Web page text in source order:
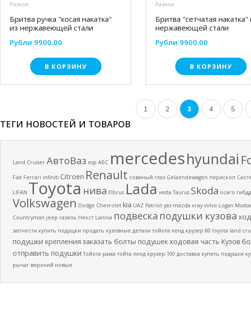
Разное
Бритва ручка "косая накатка"
из нержавеющей стали
Рубли 9900.00
В КОРЗИНУ
Разное
Бритва "сетчатая накатка"
нержавеющей стали
Рубли 9900.00
В КОРЗИНУ
1 2 3 4 5
ТЕГИ НОВОСТЕЙ И ТОВАРОВ
Land Cruiser АвтоВаз esp АБС mercedeshyundai
Fiat Ferrari infiniti Citroen Renault совиный глаз Gelaendewagen перископ
LIFAN Toyota нива Elbrus Lada vesta Taurus Skoda осаго гибдд
Volkswagen Dodge Chevrolet kia UAZ Patriot уаз mazda xray volvo Logan
Countryman jeep газель Некст Lannia подвеска подушки кузова
запчести купить подущки продать кузовные детали тойота ленд крузер 80 toyota land
подушки крепления заказать болты подушекходовая часть Кузов
отправить подушки Тойота рама тойта ленд крузер-100 доставка купить подушки
рычаг верхний новые